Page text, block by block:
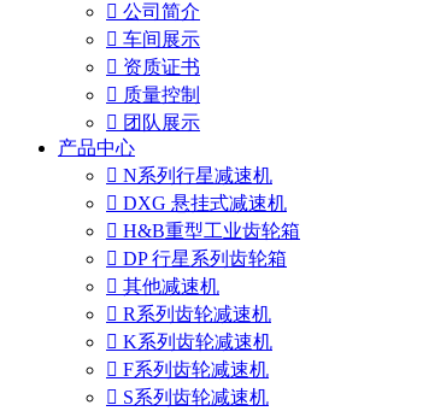
 公司简介
 车间展示
 资质证书
 质量控制
 团队展示
产品中心
 N系列行星减速机
 DXG 悬挂式减速机
 H&B重型工业齿轮箱
 DP 行星系列齿轮箱
 其他减速机
 R系列齿轮减速机
 K系列齿轮减速机
 F系列齿轮减速机
 S系列齿轮减速机